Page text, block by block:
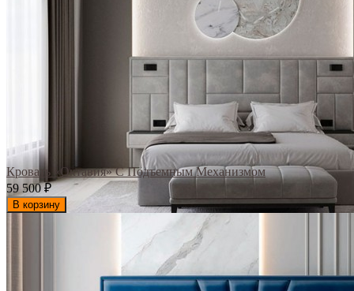
Кровать «Октавия» С Подъемным Механизмом
59 500₽
В корзину